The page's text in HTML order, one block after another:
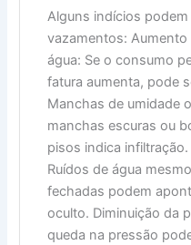
Alguns indícios
vazamentos:
água: Se o consumo
fatura aumenta, pode
Manchas de umidade
manchas escuras ou
pisos indica
Ruídos de água
fechadas podem
oculto. Diminuição da
queda na pressão